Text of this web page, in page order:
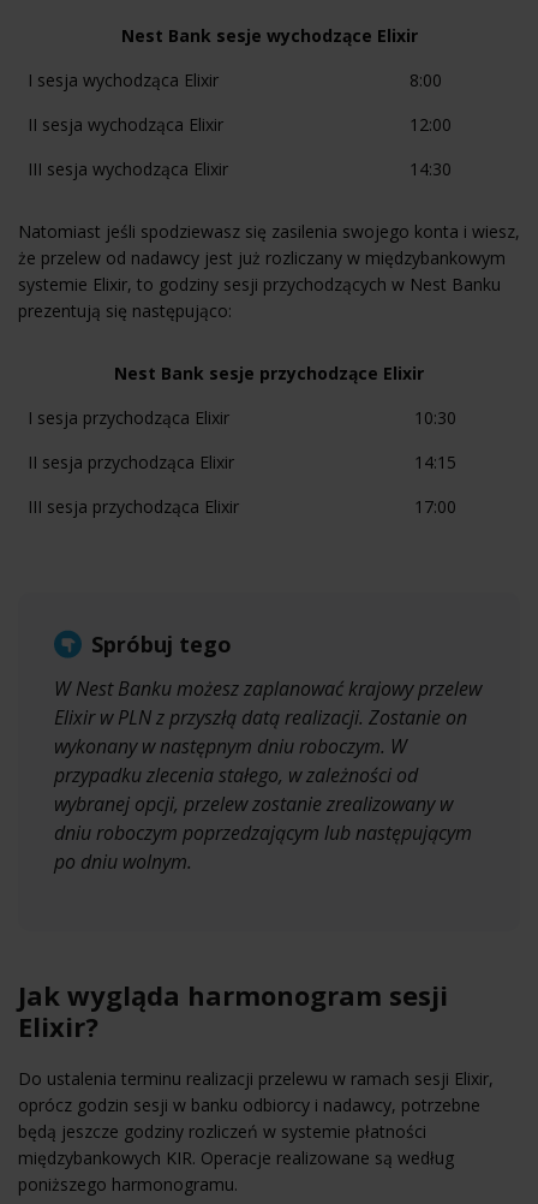
Nest Bank sesje wychodzące Elixir
Nest Bank sesje wychodzące Elixir
I sesja wychodząca Elixir
8:00
II sesja wychodząca Elixir
12:00
III sesja wychodząca Elixir
14:30
Natomiast jeśli spodziewasz się zasilenia swojego konta i wiesz,
że przelew od nadawcy jest już rozliczany w międzybankowym
systemie Elixir, to godziny sesji przychodzących w Nest Banku
prezentują się następująco:
Nest Bank sesje przychodzące Elixir
Nest Bank sesje przychodzące Elixir
I sesja przychodząca Elixir
10:30
II sesja przychodząca Elixir
14:15
III sesja przychodząca Elixir
17:00
Spróbuj tego
W Nest Banku możesz zaplanować krajowy przelew
Elixir w PLN z przyszłą datą realizacji. Zostanie on
wykonany w następnym dniu roboczym. W
przypadku zlecenia stałego, w zależności od
wybranej opcji, przelew zostanie zrealizowany w
dniu roboczym poprzedzającym lub następującym
po dniu wolnym.
Jak wygląda harmonogram sesji
Elixir?
Do ustalenia terminu realizacji przelewu w ramach sesji Elixir,
oprócz godzin sesji w banku odbiorcy i nadawcy, potrzebne
będą jeszcze godziny rozliczeń w systemie płatności
międzybankowych KIR. Operacje realizowane są według
poniższego harmonogramu.